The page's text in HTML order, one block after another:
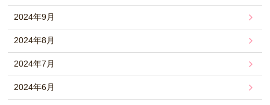
2024年9月
2024年8月
2024年7月
2024年6月